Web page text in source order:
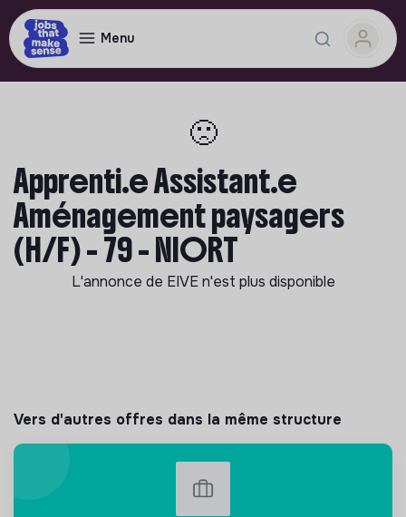
Menu
🙁
Apprenti.e Assistant.e
Aménagement paysagers
(H/F) - 79 - NIORT
L'annonce de EIVEn'est plus disponible
Vers d'autres offres dans la même structure